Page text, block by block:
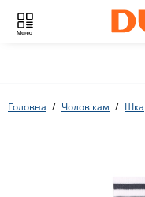
Меню
Головна Чоловікам